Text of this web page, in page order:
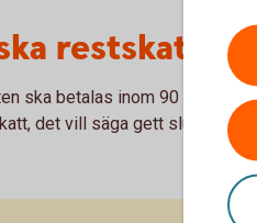
restskatten
ska betalas inom 90 dagar
det vill säga gett